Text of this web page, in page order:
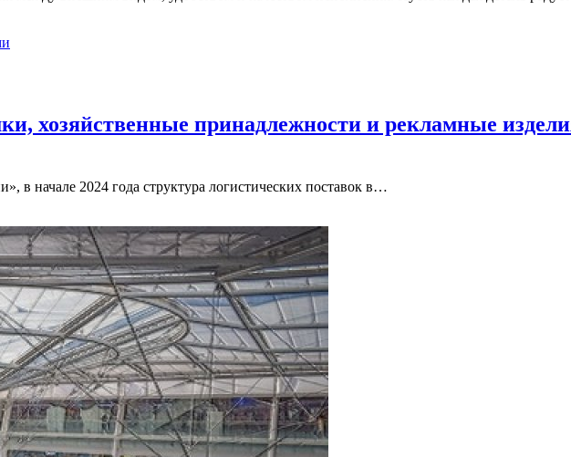
хозяйственные принадлежности и рекламные
начале 2024 года структура логистических поставок в…